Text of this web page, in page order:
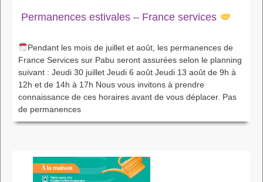
Permanences estivales – France services
Pendant les mois de juillet et août, les permanences de
France Services sur Pabu seront assurées selon le planning
suivant : Jeudi 30 juillet Jeudi 6 août Jeudi 13 août de 9h à
12h et de 14h à 17h Nous vous invitons à prendre
connaissance de ces horaires avant de vous déplacer. Pas
de permanences